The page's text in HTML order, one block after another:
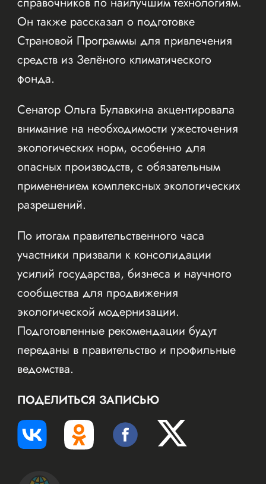
Он также рассказал о подготовке
Страновой Программы для привлечения
средств из Зелёного климатического
фонда.
Сенатор Ольга Булавкина акцентировала
внимание на необходимости ужесточения
экологических норм, особенно для
опасных производств, с обязательным
применением комплексных экологических
разрешений.
По итогам правительственного часа
участники призвали к консолидации
усилий государства, бизнеса и научного
сообщества для продвижения
экологической модернизации.
Подготовленные рекомендации будут
переданы в правительство и профильные
ведомства.
ПОДЕЛИТЬСЯ ЗАПИСЬЮ